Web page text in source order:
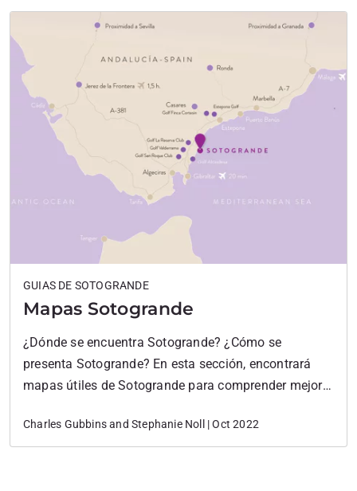
Mapas Sotogrande
GUIAS DE SOTOGRANDE
¿Dónde se encuentra Sotogrande? ¿Cómo se
presenta Sotogrande? En esta sección, encontrará
mapas útiles de Sotogrande para comprender mejor
resort. Descargue el Mapa de Sotogrande en formato
.PDF – Click aquí! Sotogrande Main Map Mapa de
Charles Gubbins and Stephanie Noll | Oct 2022